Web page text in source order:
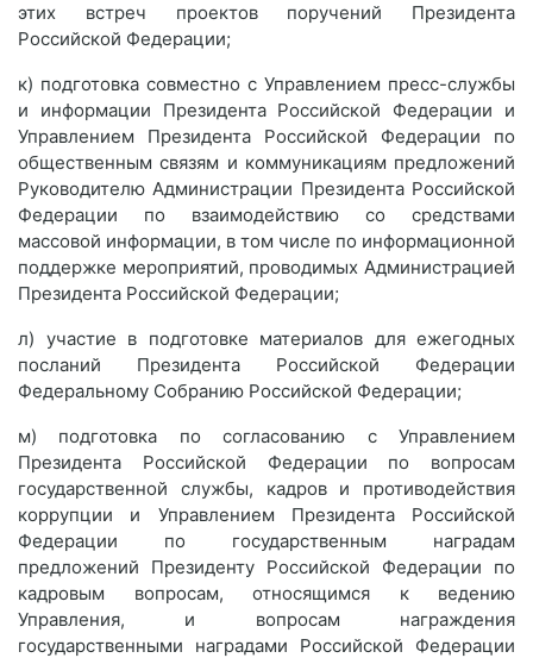
этих встреч проектов поручений Президента
Российской Федерации;
к) подготовка совместно с Управлением пресс-службы
и информации Президента Российской Федерации и
Управлением Президента Российской Федерации по
общественным связям и коммуникациям предложений
Руководителю Администрации Президента Российской
Федерации по взаимодействию со средствами
массовой информации, в том числе по информационной
поддержке мероприятий, проводимых Администрацией
Президента Российской Федерации;
л) участие в подготовке материалов для ежегодных
посланий Президента Российской Федерации
Федеральному Собранию Российской Федерации;
м) подготовка по согласованию с Управлением
Президента Российской Федерации по вопросам
государственной службы, кадров и противодействия
коррупции и Управлением Президента Российской
Федерации по государственным наградам
предложений Президенту Российской Федерации по
кадровым вопросам, относящимся к ведению
Управления, и вопросам награждения
государственными наградами Российской Федерации